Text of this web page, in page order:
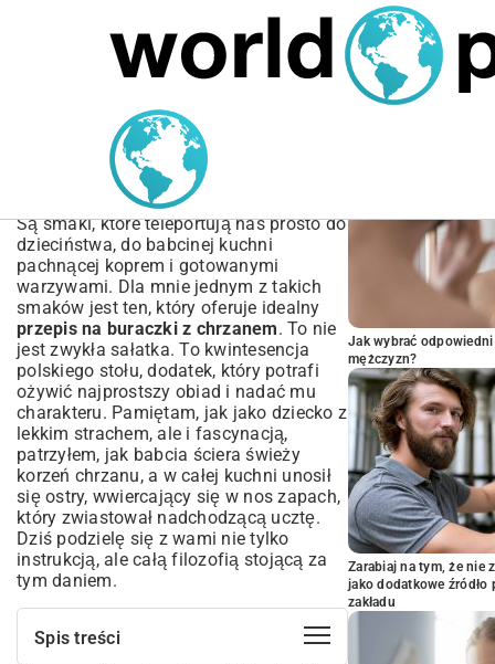
MARIUSZ ŁAMAGA 05.10.2025
Przepis na buraczki z
chrzanem – tradycyjny
smak w Twoim domu
Są smaki, które teleportują nas prosto do
dzieciństwa, do babcinej kuchni
pachnącej koprem i gotowanymi
warzywami. Dla mnie jednym z takich
smaków jest ten, który oferuje idealny
przepis na buraczki z chrzanem. To nie
jest zwykła sałatka. To kwintesencja
polskiego stołu, dodatek, który potrafi
ożywić najprostszy obiad i nadać mu
charakteru. Pamiętam, jak jako dziecko z
lekkim strachem, ale i fascynacją,
patrzyłem, jak babcia ściera świeży
korzeń chrzanu, a w całej kuchni unosił
się ostry, wwiercający się w nos zapach,
który zwiastował nadchodzącą ucztę.
Dziś podzielę się z wami nie tylko
instrukcją, ale całą filozofią stojącą za
tym daniem.
Spis treści
Jak wybrać
mężczyzn?
Zarabiaj na tym, że nie
jako dodatkowe
zakładu